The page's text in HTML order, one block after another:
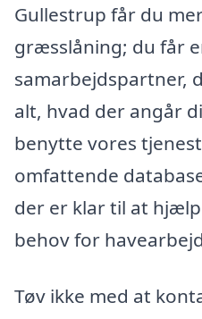
Gullestrup får du
græsslåning; du får
samarbejdspartner,
alt, hvad der angår
benytte vores
omfattende
der er klar til at
behov for
Tøv ikke med at